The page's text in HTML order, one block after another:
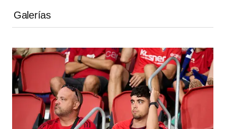
Galerías